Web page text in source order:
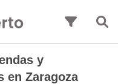
y
en Zaragoza